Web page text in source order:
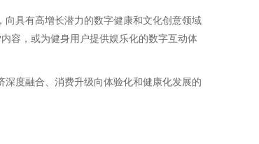
具有高增长潜力的数字健康和文化创意领域
容，或为健身用户提供娱乐化的数字互动体
度融合、消费升级向体验化和健康化发展的